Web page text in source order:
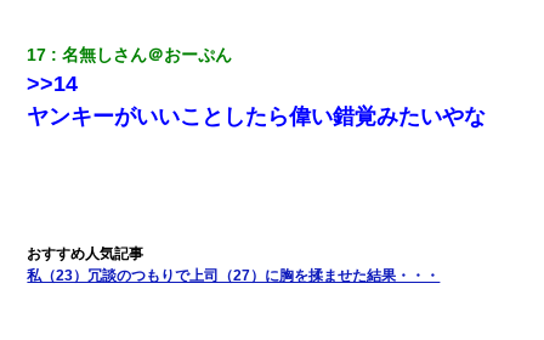
17 名無しさん＠おーぷん
>>14
ヤンキーがいいことしたら偉い錯覚みたいやな
私（23）冗談のつもりで上司（27）に胸を揉ませた結果・・・